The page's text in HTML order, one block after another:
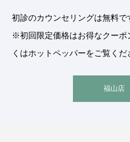
初診のカウンセリングは無料で
※初回限定価格はお得なクーポ
くはホットペッパーをご覧くだ
福山店